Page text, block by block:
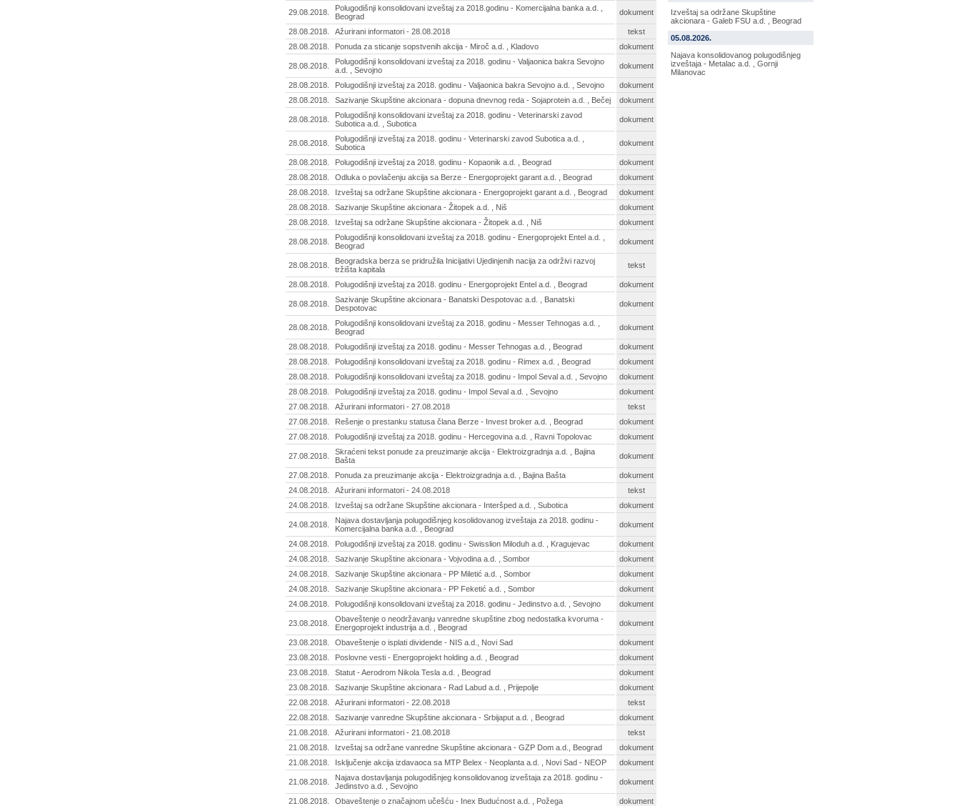
29.08.2018.
Polugodišnji konsolidovani izveštaj za 2018.godinu - Komercijalna banka a.d. ,
Beograd
dokument
28.08.2018. Ažurirani informatori - 28.08.2018
tekst
28.08.2018.
Ponuda za sticanje sopstvenih akcija - Miroč a.d. , Kladovo dokument
28.08.2018.
Polugodišnji konsolidovani izveštaj za 2018. godinu - Valjaonica bakra Sevojno
a.d. , Sevojno
dokument
28.08.2018. Polugodišnji izveštaj za 2018. godinu - Valjaonica bakra Sevojno a.d. , Sevojno
dokument
28.08.2018.
Sazivanje Skupštine akcionara - dopuna dnevnog reda - Sojaprotein a.d. , Bečej dokument
28.08.2018.
Polugodišnji konsolidovani izveštaj za 2018. godinu - Veterinarski zavod
Subotica a.d. , Subotica
dokument
28.08.2018.
Polugodišnji izveštaj za 2018. godinu - Veterinarski zavod Subotica a.d. ,
Subotica
dokument
28.08.2018. Polugodišnji izveštaj za 2018. godinu - Kopaonik a.d. , Beograd
dokument
28.08.2018.
Odluka o povlačenju akcija sa Berze - Energoprojekt garant a.d. , Beograd
dokument
28.08.2018.
Izveštaj sa održane Skupštine akcionara - Energoprojekt garant a.d. , Beograd
dokument
28.08.2018.
Sazivanje Skupštine akcionara - Žitopek a.d. , Niš
dokument
28.08.2018.
Izveštaj sa održane Skupštine akcionara - Žitopek a.d. , Niš dokument
28.08.2018.
Polugodišnji konsolidovani izveštaj za 2018. godinu - Energoprojekt Entel a.d. ,
Beograd
dokument
28.08.2018.
Beogradska berza se pridružila Inicijativi Ujedinjenih nacija za održivi razvoj
tržišta kapitala
tekst
28.08.2018. Polugodišnji izveštaj za 2018. godinu - Energoprojekt Entel a.d. , Beograd dokument
28.08.2018.
Sazivanje Skupštine akcionara - Banatski Despotovac a.d. , Banatski
Despotovac
dokument
28.08.2018.
Polugodišnji konsolidovani izveštaj za 2018. godinu - Messer Tehnogas a.d. ,
Beograd
dokument
28.08.2018. Polugodišnji izveštaj za 2018. godinu - Messer Tehnogas a.d. , Beograd
dokument
28.08.2018.
Polugodišnji konsolidovani izveštaj za 2018. godinu - Rimex a.d. , Beograd
dokument
28.08.2018.
Polugodišnji konsolidovani izveštaj za 2018. godinu - Impol Seval a.d. , Sevojno
dokument
28.08.2018.
Polugodišnji izveštaj za 2018. godinu - Impol Seval a.d. , Sevojno
dokument
27.08.2018.
Ažurirani informatori - 27.08.2018
tekst
27.08.2018.
Rešenje o prestanku statusa člana Berze - Invest broker a.d. , Beograd
dokument
27.08.2018.
Polugodišnji izveštaj za 2018. godinu - Hercegovina a.d. , Ravni Topolovac dokument
27.08.2018.
Skraćeni tekst ponude za preuzimanje akcija - Elektroizgradnja a.d. , Bajina
Bašta
dokument
27.08.2018. Ponuda za preuzimanje akcija - Elektroizgradnja a.d. , Bajina Bašta
dokument
24.08.2018.
Ažurirani informatori - 24.08.2018
tekst
24.08.2018.
Izveštaj sa održane Skupštine akcionara - Interšped a.d. , Subotica dokument
24.08.2018.
Najava dostavljanja polugodišnjeg kosolidovanog izveštaja za 2018. godinu -
Komercijalna banka a.d. , Beograd
dokument
24.08.2018. Polugodišnji izveštaj za 2018. godinu - Swisslion Miloduh a.d. , Kragujevac
dokument
24.08.2018.
Sazivanje Skupštine akcionara - Vojvodina a.d. , Sombor
dokument
24.08.2018.
Sazivanje Skupštine akcionara - PP Miletić a.d. , Sombor
dokument
24.08.2018.
Sazivanje Skupštine akcionara - PP Feketić a.d. , Sombor
dokument
24.08.2018.
Polugodišnji konsolidovani izveštaj za 2018. godinu - Jedinstvo a.d. , Sevojno dokument
23.08.2018.
Obaveštenje o neodržavanju vanredne skupštine zbog nedostatka kvoruma -
Energoprojekt industrija a.d. , Beograd
dokument
23.08.2018. Obaveštenje o isplati dividende - NIS a.d., Novi Sad
dokument
23.08.2018.
Poslovne vesti - Energoprojekt holding a.d. , Beograd
dokument
23.08.2018.
Statut - Aerodrom Nikola Tesla a.d. , Beograd
dokument
23.08.2018.
Sazivanje Skupštine akcionara - Rad Labud a.d. , Prijepolje
dokument
22.08.2018.
Ažurirani informatori - 22.08.2018
tekst
22.08.2018.
Sazivanje vanredne Skupštine akcionara - Srbijaput a.d. , Beograd
dokument
21.08.2018.
Ažurirani informatori - 21.08.2018
tekst
21.08.2018.
Izveštaj sa održane vanredne Skupštine akcionara - GZP Dom a.d., Beograd
dokument
21.08.2018.
Isključenje akcija izdavaoca sa MTP Belex - Neoplanta a.d. , Novi Sad - NEOP dokument
21.08.2018.
Najava dostavljanja polugodišnjeg konsolidovanog izveštaja za 2018. godinu -
Jedinstvo a.d. , Sevojno
dokument
21.08.2018. Obaveštenje o značajnom učešću - Inex Budućnost a.d. , Požega
dokument
Izveštaj sa održane Skupštine
akcionara - Galeb FSU a.d. , Beograd
05.08.2026.
Najava konsolidovanog polugodišnjeg
izveštaja - Metalac a.d. , Gornji
Milanovac